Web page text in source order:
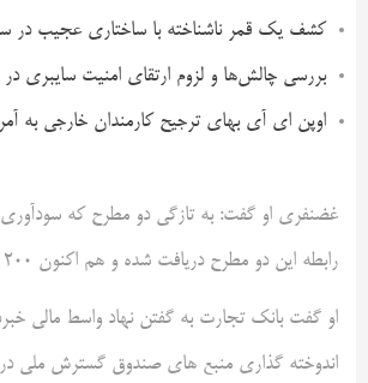
کشف یک قمر ناشناخته با ساختاری عجیب در
بررسی چالش‌ها و لزوم ارتقای امنیت سایبری
اوپن ای آی بهای ترجیح کارمندان خارجی به
غضنفری او گفت: به تازگی دو مطرح که
رابطه این دو مطرح دریافت شده و هم اکنون 200 میلیون دلار برای نیروگاه تجدید پذیر پرداخت انجام شده است.
او گفت بانک تجارت به گفتن نهاد واسط مالی
اندوخته گذاری منبع های صندوق گسترش ملی